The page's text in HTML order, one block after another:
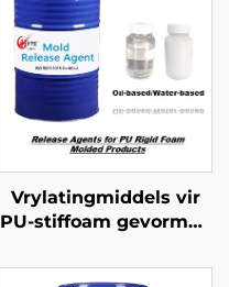
Vrylatingmiddels vir
PU-stiffoam gevormde